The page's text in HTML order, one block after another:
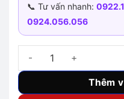
📞 Tư vấn nhanh:
0924.056.056
Tai nghe Corsair HS35
Thêm